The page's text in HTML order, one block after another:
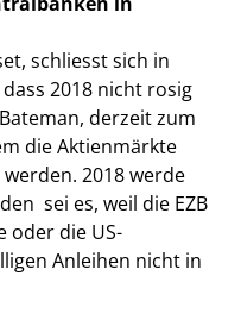
schliesst sich in
2018 nicht rosig
derzeit zum
die Aktienmärkte
2018 werde
 sei es, weil die EZB
oder die US-
Anleihen nicht in